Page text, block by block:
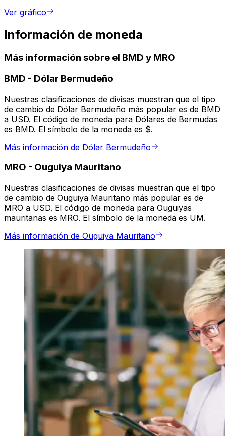
Ver gráfico
Información de moneda
Más información sobre el BMD y MRO
BMD - Dólar Bermudeño
Nuestras clasificaciones de divisas muestran que el tipo
de cambio de Dólar Bermudeño más popular es de BMD
a USD. El código de moneda para Dólares de Bermudas
es BMD. El símbolo de la moneda es $.
Más información de Dólar Bermudeño
MRO - Ouguiya Mauritano
Nuestras clasificaciones de divisas muestran que el tipo
de cambio de Ouguiya Mauritano más popular es de
MRO a USD. El código de moneda para Ouguiyas
mauritanas es MRO. El símbolo de la moneda es UM.
Más información de Ouguiya Mauritano